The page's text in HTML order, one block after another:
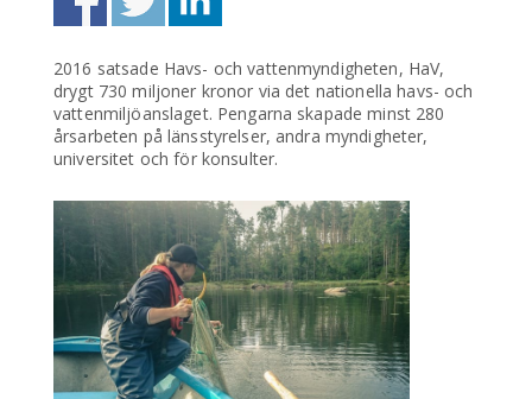
2016 satsade Havs- och vattenmyndigheten, HaV,
drygt 730 miljoner kronor via det nationella havs- och
vattenmiljöanslaget. Pengarna skapade minst 280
årsarbeten på länsstyrelser, andra myndigheter,
universitet och för konsulter.